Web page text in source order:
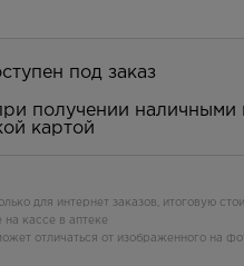
под заказ
получении наличными
картой
для интернет заказов, итоговую
на кассе в аптеке
отличаться от изображенного на